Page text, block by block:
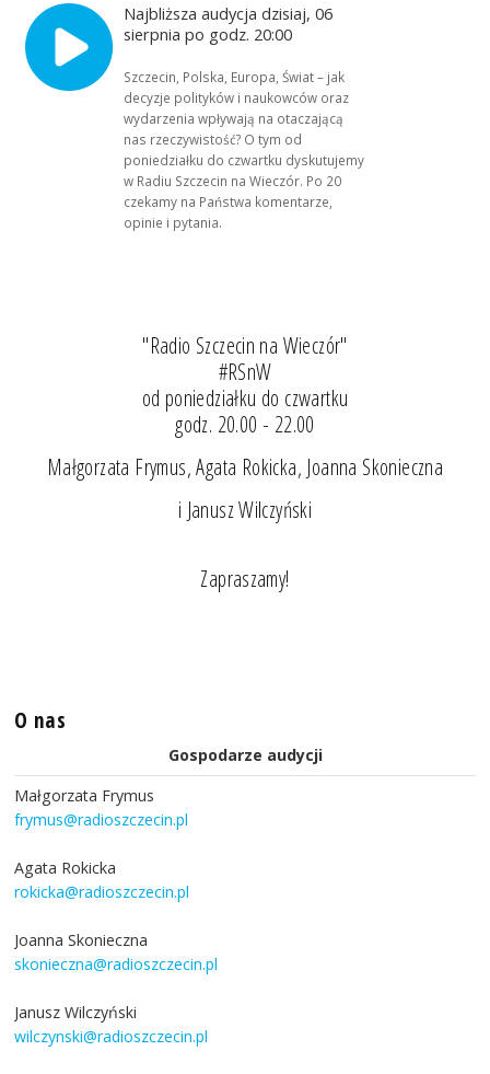
Najbliższa audycja dzisiaj, 06
sierpnia po godz. 20:00
Szczecin, Polska, Europa, Świat – jak
decyzje polityków i naukowców oraz
wydarzenia wpływają na otaczającą
nas rzeczywistość? O tym od
poniedziałku do czwartku dyskutujemy
w Radiu Szczecin na Wieczór. Po 20
czekamy na Państwa komentarze,
opinie i pytania.
"Radio Szczecin na Wieczór"
#RSnW
od poniedziałku do czwartku
godz. 20.00 - 22.00
Małgorzata Frymus, Agata Rokicka, Joanna Skonieczna
i Janusz Wilczyński
Zapraszamy!
O nas
Gospodarze audycji
Małgorzata Frymus
frymus@radioszczecin.pl
Agata Rokicka
rokicka@radioszczecin.pl
Joanna Skonieczna
skonieczna@radioszczecin.pl
Janusz Wilczyński
wilczynski@radioszczecin.pl